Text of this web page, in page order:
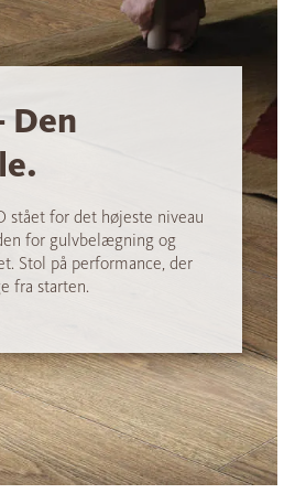
Den
stået for det højeste niveau
for gulvbelægning og
Stol på performance, der
fra starten.